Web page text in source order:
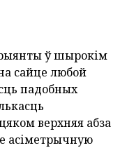
ў шырокім
сайце любой
падобных
верхняя абза
асіметрычную